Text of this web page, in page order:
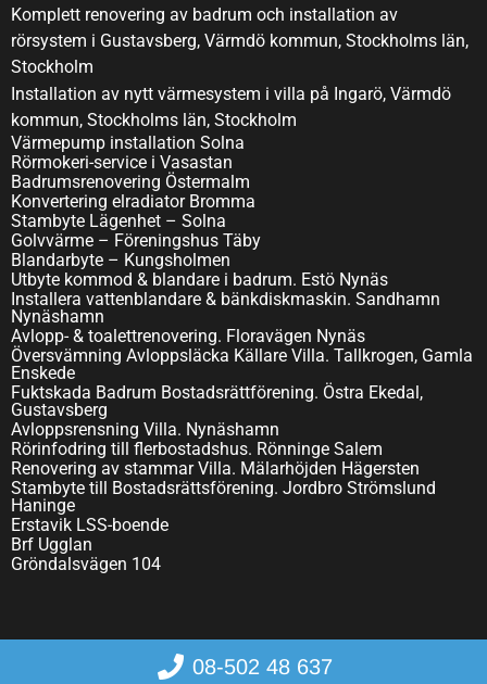
Komplett renovering av badrum och installation av
rörsystem i Gustavsberg, Värmdö kommun, Stockholms län,
Stockholm
Installation av nytt värmesystem i villa på Ingarö, Värmdö
kommun, Stockholms län, Stockholm
Värmepump installation Solna
Rörmokeri-service i Vasastan
Badrumsrenovering Östermalm
Konvertering elradiator Bromma
Stambyte Lägenhet – Solna
Golvvärme – Föreningshus Täby
Blandarbyte – Kungsholmen
Utbyte kommod & blandare i badrum. Estö Nynäs
Installera vattenblandare & bänkdiskmaskin. Sandhamn
Nynäshamn
Avlopp- & toalettrenovering. Floravägen Nynäs
Översvämning Avloppsläcka Källare Villa. Tallkrogen, Gamla
Enskede
Fuktskada Badrum Bostadsrättförening. Östra Ekedal,
Gustavsberg
Avloppsrensning Villa. Nynäshamn
Rörinfodring till flerbostadshus. Rönninge Salem
Renovering av stammar Villa. Mälarhöjden Hägersten
Stambyte till Bostadsrättsförening. Jordbro Strömslund
Haninge
Erstavik LSS-boende
Brf Ugglan
Gröndalsvägen 104
08-502 48 637